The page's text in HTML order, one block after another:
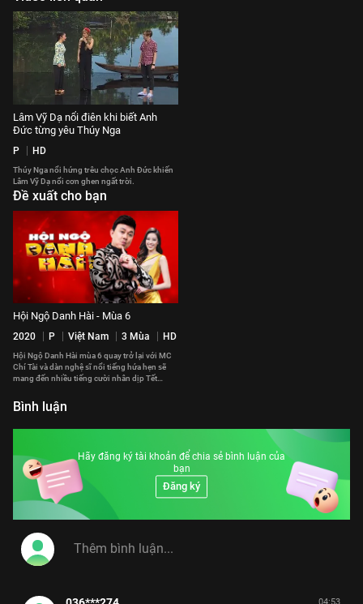
Lâm Vỹ Dạ nổi điên khi biết Anh
Đức từng yêu Thúy Nga
P HD
Thúy Nga nổi hứng trêu chọc Anh Đức khiến
Lâm Vỹ Dạ nổi cơn ghen ngất trời.
Đề xuất cho bạn
Hội Ngộ Danh Hài - Mùa 6
2020 P Việt Nam 3 Mùa HD
Hội Ngộ Danh Hài mùa 6 quay trở lại với MC
Chí Tài và dàn nghệ sĩ nổi tiếng hứa hẹn sẽ
mang đến nhiều tiếng cười nhân dịp Tết
Bình luận
Hãy đăng ký tài khoản để chia sẻ bình luận của
bạn
Đăng ký
04:53